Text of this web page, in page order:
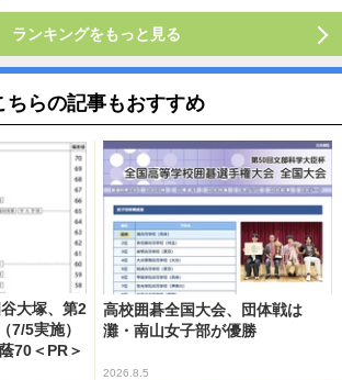
ランキングをもっと見る
ちらの記事もおすすめ
大塚、第2
7/5実施）
70＜PR＞
高校囲碁全国大会、団体戦は
灘・南山女子部が優勝
2026.8.5